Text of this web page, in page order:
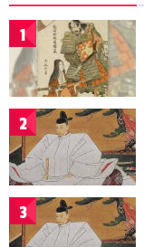
1
2
3